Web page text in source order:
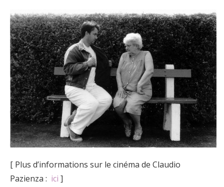
[ Plus d’informations sur le cinéma de Claudio
Pazienza : ici ]